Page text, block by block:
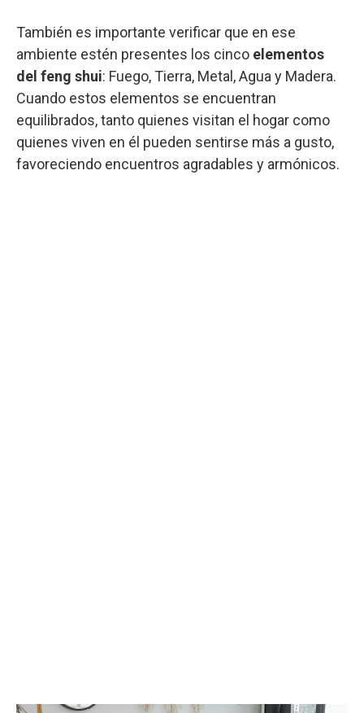
También es importante verificar que en ese
ambiente estén presentes los cinco elementos
del feng shui: Fuego, Tierra, Metal, Agua y Madera.
Cuando estos elementos se encuentran
equilibrados, tanto quienes visitan el hogar como
quienes viven en él pueden sentirse más a gusto,
favoreciendo encuentros agradables y armónicos.